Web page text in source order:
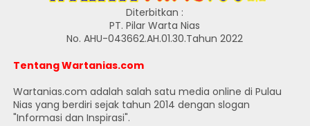
Diterbitkan :
PT. Pilar Warta Nias
No. AHU-043662.AH.01.30.Tahun 2022
Tentang Wartanias.com
Wartanias.com adalah salah satu media online di Pulau
Nias yang berdiri sejak tahun 2014 dengan slogan
"Informasi dan Inspirasi".